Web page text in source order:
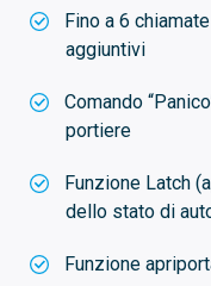
Fino a 6
aggiuntivi
Comando
portiere
Funzione Latch
dello stato di
Funzione